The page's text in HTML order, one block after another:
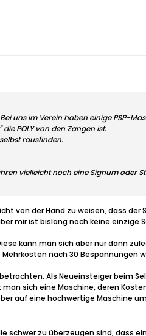
uns im Verein haben einige PSP-
POLY von den Zangen ist.
rausfinden.
vielleicht noch eine Signum
von der Hand zu weisen, dass
mir ist bislang noch keine einzige
kann man sich aber nur dann
nach 30 Bespannungen
Als Neueinsteiger beim
sich eine Maschine, deren
auf eine hochwertige Maschine
schwer zu überzeugen sind, dass